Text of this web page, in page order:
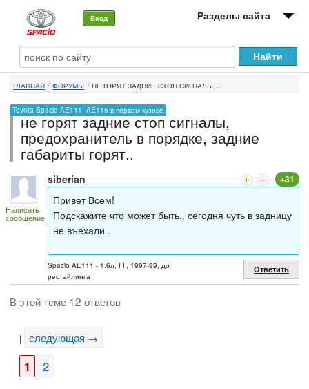
Вход Разделы сайта
О машине
Автоклуб
Форумы
Сервисы и услуги
Новости
ГЛАВНАЯ ФОРУМЫ НЕ ГОРЯТ ЗАДНИЕ СТОП СИГНАЛЫ,...
Toyota Spacio AE111, AE115 в первом кузове
не горят задние стоп сигналы,
предохранитель в порядке, задние
габариты горят..
Написать
сообщение
siberian +31
Привет Всем!
Подскажите что может быть.. сегодня чуть в задницу
не въехали..
Spacio AE111 - 1.6л, FF, 1997-99, до
рестайлинга
Ответить
В этой теме 12 ответов
| следующая →
1 2